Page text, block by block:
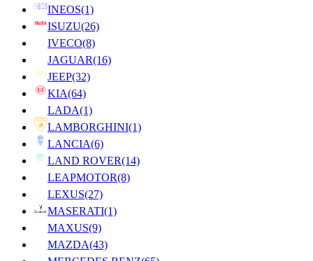
INEOS(1)
ISUZU(26)
IVECO(8)
JAGUAR(16)
JEEP(32)
KIA(64)
LADA(1)
LAMBORGHINI(1)
LANCIA(6)
LAND ROVER(14)
LEAPMOTOR(8)
LEXUS(27)
MASERATI(1)
MAXUS(9)
MAZDA(43)